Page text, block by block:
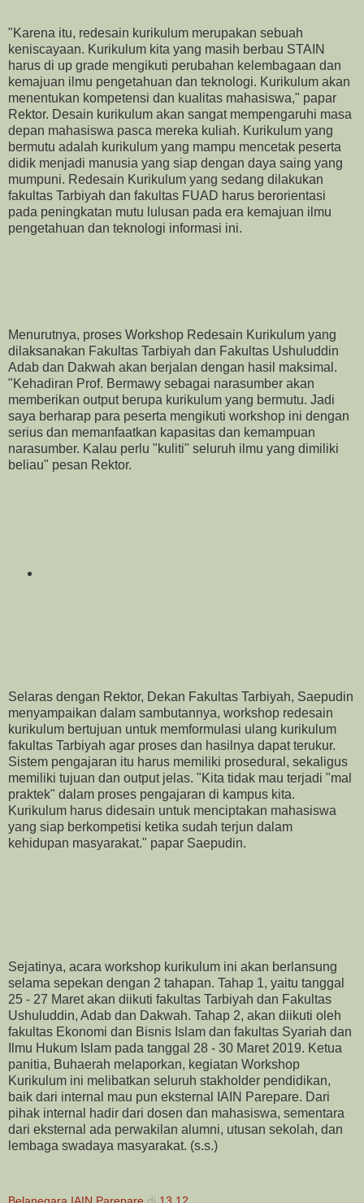
"Karena itu, redesain kurikulum merupakan sebuah
keniscayaan. Kurikulum kita yang masih berbau STAIN
harus di up grade mengikuti perubahan kelembagaan dan
kemajuan ilmu pengetahuan dan teknologi. Kurikulum akan
menentukan kompetensi dan kualitas mahasiswa," papar
Rektor. Desain kurikulum akan sangat mempengaruhi masa
depan mahasiswa pasca mereka kuliah. Kurikulum yang
bermutu adalah kurikulum yang mampu mencetak peserta
didik menjadi manusia yang siap dengan daya saing yang
mumpuni. Redesain Kurikulum yang sedang dilakukan
fakultas Tarbiyah dan fakultas FUAD harus berorientasi
pada peningkatan mutu lulusan pada era kemajuan ilmu
pengetahuan dan teknologi informasi ini.
Menurutnya, proses Workshop Redesain Kurikulum yang
dilaksanakan Fakultas Tarbiyah dan Fakultas Ushuluddin
Adab dan Dakwah akan berjalan dengan hasil maksimal.
"Kehadiran Prof. Bermawy sebagai narasumber akan
memberikan output berupa kurikulum yang bermutu. Jadi
saya berharap para peserta mengikuti workshop ini dengan
serius dan memanfaatkan kapasitas dan kemampuan
narasumber. Kalau perlu "kuliti" seluruh ilmu yang dimiliki
beliau" pesan Rektor.
Selaras dengan Rektor, Dekan Fakultas Tarbiyah, Saepudin
menyampaikan dalam sambutannya, workshop redesain
kurikulum bertujuan untuk memformulasi ulang kurikulum
fakultas Tarbiyah agar proses dan hasilnya dapat terukur.
Sistem pengajaran itu harus memiliki prosedural, sekaligus
memiliki tujuan dan output jelas. "Kita tidak mau terjadi "mal
praktek" dalam proses pengajaran di kampus kita.
Kurikulum harus didesain untuk menciptakan mahasiswa
yang siap berkompetisi ketika sudah terjun dalam
kehidupan masyarakat." papar Saepudin.
Sejatinya, acara workshop kurikulum ini akan berlansung
selama sepekan dengan 2 tahapan. Tahap 1, yaitu tanggal
25 - 27 Maret akan diikuti fakultas Tarbiyah dan Fakultas
Ushuluddin, Adab dan Dakwah. Tahap 2, akan diikuti oleh
fakultas Ekonomi dan Bisnis Islam dan fakultas Syariah dan
Ilmu Hukum Islam pada tanggal 28 - 30 Maret 2019. Ketua
panitia, Buhaerah melaporkan, kegiatan Workshop
Kurikulum ini melibatkan seluruh stakholder pendidikan,
baik dari internal mau pun eksternal IAIN Parepare. Dari
pihak internal hadir dari dosen dan mahasiswa, sementara
dari eksternal ada perwakilan alumni, utusan sekolah, dan
lembaga swadaya masyarakat. (s.s.)